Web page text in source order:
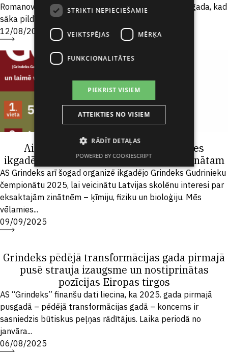
Romanovskis ar “Grindeks” saistīts jau kopš 2003. gada, kad
sāka pildīt finanšu...
12/08/2025
Aicinām 8.klases skolēnus pieteikties
ikgadējam Grindeks Gudrinieku čempionātam
AS Grindeks arī šogad organizē ikgadējo Grindeks Gudrinieku
čempionātu 2025, lai veicinātu Latvijas skolēnu interesi par
eksaktajām zinātnēm – ķīmiju, fiziku un bioloģiju. Mēs
vēlamies...
09/09/2025
Grindeks pēdējā transformācijas gada pirmajā
pusē strauja izaugsme un nostiprinātas
pozīcijas Eiropas tirgos
AS “Grindeks” finanšu dati liecina, ka 2025. gada pirmajā
pusgadā – pēdējā transformācijas gadā – koncerns ir
sasniedzis būtiskus peļņas rādītājus. Laika periodā no
janvāra...
06/08/2025
STRIKTI NEPIECIEŠAMIE
VEIKTSPĒJAS MĒRĶA
FUNKCIONALITĀTES
PIEKRIST VISIEM
ATTEIKTIES NO VISIEM
RĀDĪT DETAĻAS
POWERED BY COOKIESCRIPT